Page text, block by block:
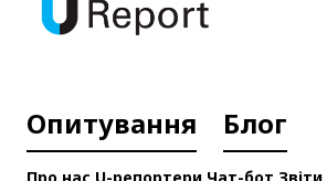
Опитування Блог